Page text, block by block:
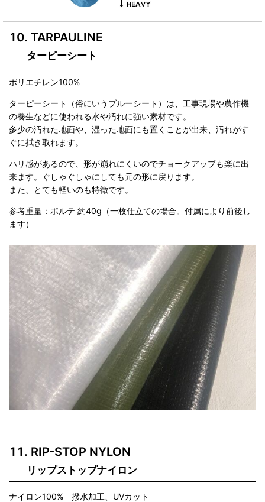
TARPAULINE
ターピーシート
ポリエチレン100%
ターピーシート（俗にいうブルーシート）は、工事現場や農作機
の養生などに使われる水や汚れに強い素材です。
多少の汚れた地面や、湿った地面にも置くことが出来、汚れがす
ぐに拭き取れます。
ハリ感があるので、形が崩れにくいのでチョークアップも楽に出
来ます。ぐしゃぐしゃにしても元の形に戻ります。
また、とても軽いのも特徴です。
参考重量：ポルテ 約40g（一枚仕立ての場合。付属により前後し
ます）
RIP-STOP NYLON
リップストップナイロン
ナイロン100% 撥水加工、UVカット